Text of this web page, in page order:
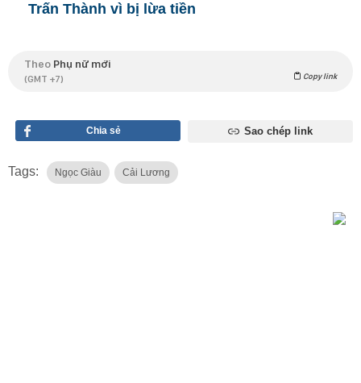
Trấn Thành vì bị lừa tiền
Theo Phụ nữ mới
(GMT +7) Copy link
Chia sẻ Sao chép link
Tags: Ngọc Giàu Cải Lương